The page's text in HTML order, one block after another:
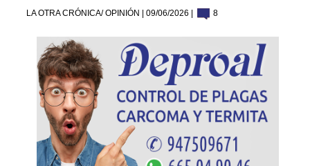
LA OTRA CRÓNICA/ OPINIÓN | 09/06/2026 | 8